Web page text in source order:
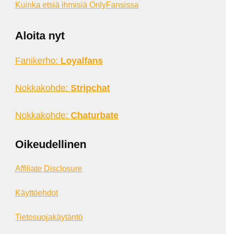
Kuinka etsiä ihmisiä OnlyFansissa
Aloita nyt
Fanikerho: Loyalfans
Nokkakohde: Stripchat
Nokkakohde: Chaturbate
Oikeudellinen
Affiliate Disclosure
Käyttöehdot
Tietosuojakäytäntö